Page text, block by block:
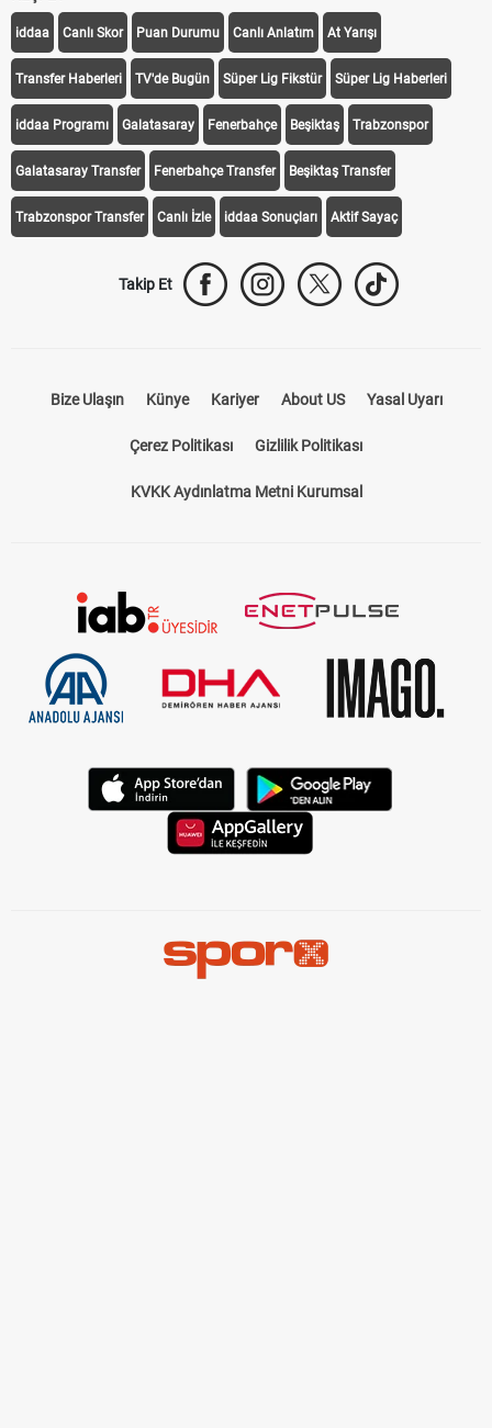
iddaa Canlı Skor Puan Durumu Canlı Anlatım At Yarışı
Transfer Haberleri TV'de Bugün Süper Lig Fikstür Süper Lig Haberleri
iddaa Programı Galatasaray Fenerbahçe Beşiktaş Trabzonspor
Galatasaray Transfer Fenerbahçe Transfer Beşiktaş Transfer
Trabzonspor Transfer Canlı İzle iddaa Sonuçları Aktif Sayaç
Takip Et
Bize Ulaşın Künye Kariyer About US Yasal Uyarı
Çerez Politikası Gizlilik Politikası
KVKK Aydınlatma Metni Kurumsal